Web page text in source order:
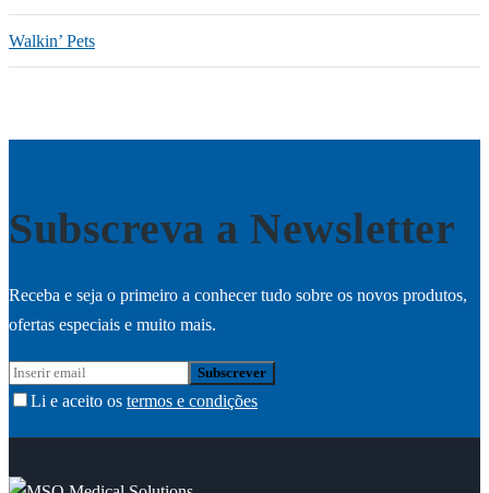
Walkin’ Pets
Subscreva a Newsletter
Receba e seja o primeiro a conhecer tudo sobre os novos produtos,
ofertas especiais e muito mais.
Li e aceito os termos e condições